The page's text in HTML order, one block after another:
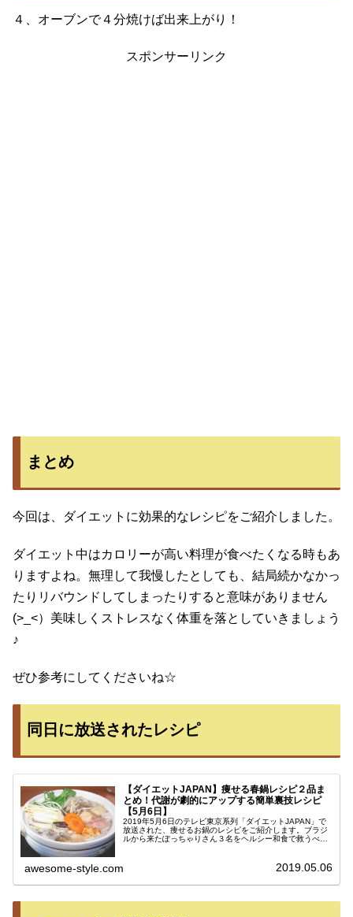
４、オーブンで４分焼けば出来上がり！
スポンサーリンク
まとめ
今回は、ダイエットに効果的なレシピをご紹介しました。
ダイエット中はカロリーが高い料理が食べたくなる時もあ
りますよね。無理して我慢したとしても、結局続かなかっ
たりリバウンドしてしまったりすると意味がありません
(>_<）美味しくストレスなく体重を落としていきましょう
♪
ぜひ参考にしてくださいね☆
同日に放送されたレシピ
【ダイエットJAPAN】痩せる春鍋レシピ２品ま
とめ！代謝が劇的にアップする簡単裏技レシピ
【5月6日】
2019年5月6日のテレビ東京系列「ダイエットJAPAN」で
放送された、痩せるお鍋のレシピをご紹介します。ブラジ
ルから来たぽっちゃりさん３名をヘルシー和食で救うべ
awesome-style.com 2019.05.06